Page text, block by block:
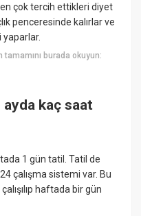
çok tercih ettikleri diyet
penceresinde kalırlar ve
tamamını burada okuyun:
ayda kaç saat
1 gün tatil. Tatil de
çalışma sistemi var. Bu
haftada bir gün